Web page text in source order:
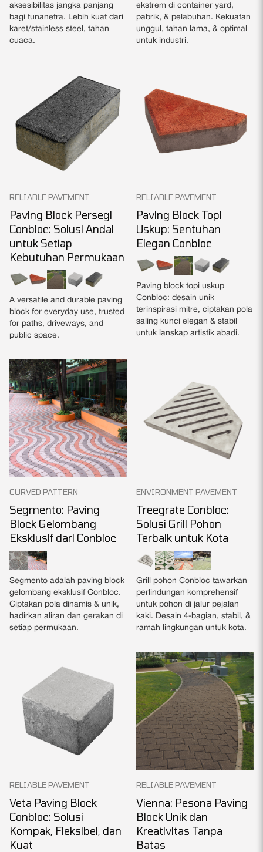
aksesibilitas jangka panjang
bagi tunanetra. Lebih kuat dari
karet/stainless steel, tahan
cuaca.
ekstrem di container yard,
pabrik, & pelabuhan. Kekuatan
unggul, tahan lama, & optimal
untuk industri.
RELIABLE PAVEMENT
Paving Block Persegi
Conbloc: Solusi Andal
untuk Setiap
Kebutuhan Permukaan
A versatile and durable paving
block for everyday use, trusted
for paths, driveways, and
public space.
RELIABLE PAVEMENT
Paving Block Topi
Uskup: Sentuhan
Elegan Conbloc
Paving block topi uskup
Conbloc: desain unik
terinspirasi mitre, ciptakan pola
saling kunci elegan & stabil
untuk lanskap artistik abadi.
CURVED PATTERN
Segmento: Paving
Block Gelombang
Eksklusif dari Conbloc
Segmento adalah paving block
gelombang eksklusif Conbloc.
Ciptakan pola dinamis & unik,
hadirkan aliran dan gerakan di
setiap permukaan.
ENVIRONMENT PAVEMENT
Treegrate Conbloc:
Solusi Grill Pohon
Terbaik untuk Kota
Grill pohon Conbloc tawarkan
perlindungan komprehensif
untuk pohon di jalur pejalan
kaki. Desain 4-bagian, stabil, &
ramah lingkungan untuk kota.
RELIABLE PAVEMENT
Veta Paving Block
Conbloc: Solusi
Kompak, Fleksibel, dan
Kuat
RELIABLE PAVEMENT
Vienna: Pesona Paving
Block Unik dan
Kreativitas Tanpa
Batas